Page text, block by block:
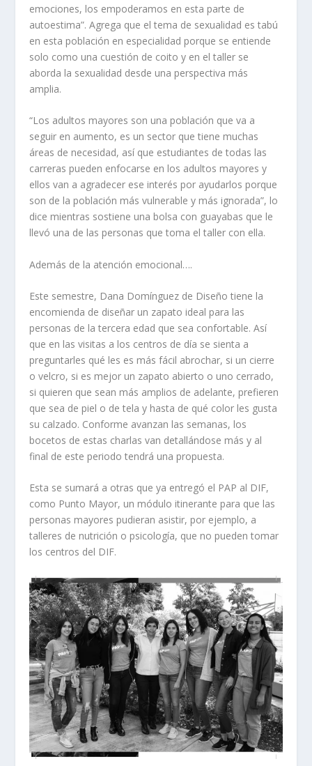
emociones, los empoderamos en esta parte de
autoestima”. Agrega que el tema de sexualidad es tabú
en esta población en especialidad porque se entiende
solo como una cuestión de coito y en el taller se
aborda la sexualidad desde una perspectiva más
amplia.
“Los adultos mayores son una población que va a
seguir en aumento, es un sector que tiene muchas
áreas de necesidad, así que estudiantes de todas las
carreras pueden enfocarse en los adultos mayores y
ellos van a agradecer ese interés por ayudarlos porque
son de la población más vulnerable y más ignorada”, lo
dice mientras sostiene una bolsa con guayabas que le
llevó una de las personas que toma el taller con ella.
Además de la atención emocional….
Este semestre, Dana Domínguez de Diseño tiene la
encomienda de diseñar un zapato ideal para las
personas de la tercera edad que sea confortable. Así
que en las visitas a los centros de día se sienta a
preguntarles qué les es más fácil abrochar, si un cierre
o velcro, si es mejor un zapato abierto o uno cerrado,
si quieren que sean más amplios de adelante, prefieren
que sea de piel o de tela y hasta de qué color les gusta
su calzado. Conforme avanzan las semanas, los
bocetos de estas charlas van detallándose más y al
final de este periodo tendrá una propuesta.
Esta se sumará a otras que ya entregó el PAP al DIF,
como Punto Mayor, un módulo itinerante para que las
personas mayores pudieran asistir, por ejemplo, a
talleres de nutrición o psicología, que no pueden tomar
los centros del DIF.